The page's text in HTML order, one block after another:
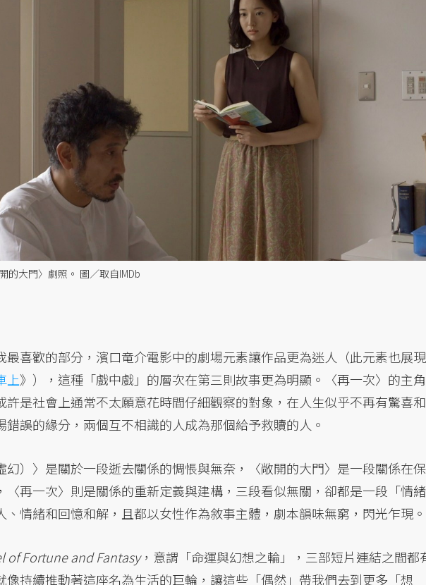
的大門〉劇照。 圖／取自IMDb
最喜歡的部分，濱口竜介電影中的劇場元素讓作品更為迷人（此元素也展現
上》），這種「戲中戲」的層次在第三則故事更為明顯。〈再一次〉的主角
許是社會上通常不太願意花時間仔細觀察的對象，在人生似乎不再有驚喜和
錯誤的緣分，兩個互不相識的人成為那個給予救贖的人。
幻）〉是關於一段逝去關係的惆悵與無奈，〈敞開的大門〉是一段關係在保
〈再一次〉則是關係的重新定義與建構，三段看似無關，卻都是一段「情緒
、情緒和回憶和解，且都以女性作為敘事主體，劇本韻味無窮，閃光乍現。
of Fortune and Fantasy，意謂「命運與幻想之輪」，三部短片連結之間都
像持續推動著這座名為生活的巨輪，讓這些「偶然」帶我們去到更多「想